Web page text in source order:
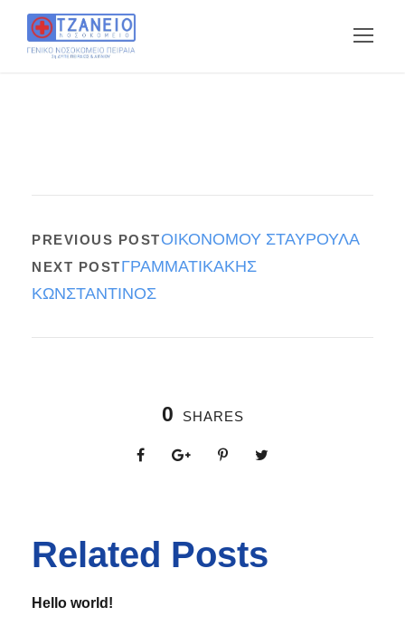
PREVIOUS POSTΟΙΚΟΝΟΜΟΥ ΣΤΑΥΡΟΥΛΑ
NEXT POSTΓΡΑΜΜΑΤΙΚΑΚΗΣ
ΚΩΝΣΤΑΝΤΙΝΟΣ
0 SHARES
Related Posts
Hello world!